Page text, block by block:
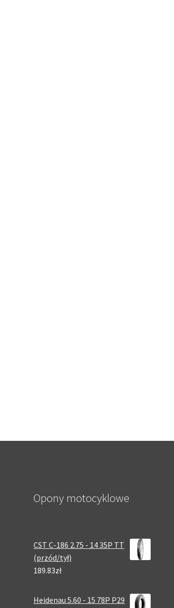
Opony motocyklowe
CST C-186 2.75 - 14 35P TT
(przód/tył)
189.83zł
Heidenau 5.60 - 15 78P P29